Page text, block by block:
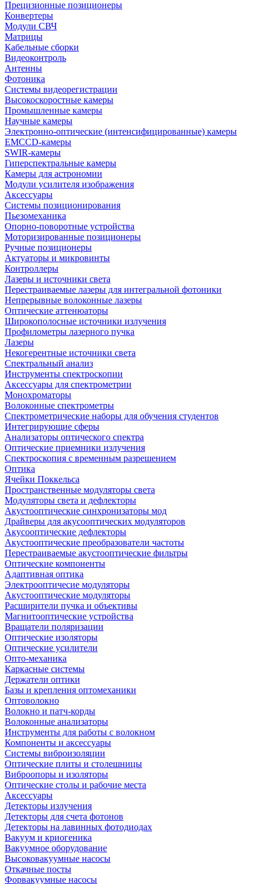
Прецизионные позиционеры
Конвертеры
Модули СВЧ
Матрицы
Кабельные сборки
Видеоконтроль
Антенны
Фотоника
Cистемы видеорегистрации
Высокоскоростные камеры
Промышленные камеры
Научные камеры
Электронно-оптические (интенсифицированные) камеры
EMCCD-камеры
SWIR-камеры
Гиперспектральные камеры
Камеры для астрономии
Модули усилителя изображения
Аксессуары
Системы позиционирования
Пьезомеханика
Опорно-поворотные устройства
Моторизированные позиционеры
Ручные позиционеры
Актуаторы и микровинты
Контроллеры
Лазеры и источники света
Перестраиваемые лазеры для интегральной фотоники
Непрерывные волоконные лазеры
Оптические аттенюаторы
Широкополосные источники излучения
Профилометры лазерного пучка
Лазеры
Некогерентные источники света
Спектральный анализ
Инструменты спектроскопии
Аксессуары для спектрометрии
Монохроматоры
Волоконные спектрометры
Спектрометрические наборы для обучения студентов
Интегрирующие сферы
Анализаторы оптического спектра
Оптические приемники излучения
Спектроскопия с временным разрешением
Оптика
Ячейки Поккельса
Пространственные модуляторы света
Модуляторы света и дефлекторы
Акустооптические синхронизаторы мод
Драйверы для акусооптических модуляторов
Акусооптические дефлекторы
Акустооптические преобразователи частоты
Перестраиваемые акустооптические фильтры
Оптические компоненты
Адаптивная оптика
Электрооптичесие модуляторы
Акустооптические модуляторы
Расширители пучка и объективы
Магнитооптические устройства
Вращатели поляризации
Оптические изоляторы
Оптические усилители
Опто-механика
Каркасные системы
Держатели оптики
Базы и крепления оптомеханики
Оптоволокно
Волокно и патч-корды
Волоконные анализаторы
Инструменты для работы с волокном
Компоненты и аксессуары
Системы виброизоляции
Оптические плиты и столешницы
Виброопоры и изоляторы
Оптические столы и рабочие места
Аксессуары
Детекторы излучения
Детекторы для счета фотонов
Детекторы на лавинных фотодиодах
Вакуум и криогеника
Вакуумное оборудование
Высоковакуумные насосы
Откачные посты
Форвакуумные насосы